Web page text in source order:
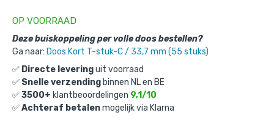
OP VOORRAAD
Deze buiskoppeling per volle doos bestellen?
Ga naar: Doos Kort T-stuk-C / 33,7 mm (55 stuks)
✅ Directe leveringuit voorraad
✅ Snelle verzending binnen NL en BE
✅3500+ klantbeoordelingen 9,1/10
✅Achteraf betalenmogelijk via Klarna
Productnummer: 101002C
€4,21 incl. BTW/ stuk
€ 3,48 excl. BTW
Ga naar winkelmandje